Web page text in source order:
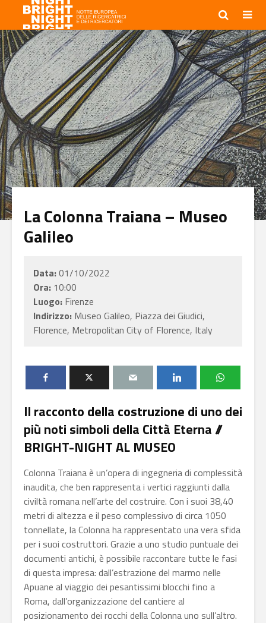
La Colonna Traiana – Museo
Galileo
Data:01/10/2022
Ora: 10:00
Luogo: Firenze
Indirizzo: Museo Galileo, Piazza dei Giudici,
Florence, Metropolitan City of Florence, Italy
Il racconto della costruzione di uno dei
più noti simboli della Città Eterna //
BRIGHT-NIGHT AL MUSEO
Colonna Traiana è un’opera di ingegneria di complessità
inaudita, che ben rappresenta i vertici raggiunti dalla
civiltà romana nell’arte del costruire. Con i suoi 38,40
metri di altezza e il peso complessivo di circa 1050
tonnellate, la Colonna ha rappresentato una vera sfida
per i suoi costruttori. Grazie a uno studio puntuale dei
documenti antichi, è possibile raccontare tutte le fasi
di questa impresa: dall’estrazione del marmo nelle
Apuane al viaggio dei pesantissimi blocchi fino a
Roma, dall’organizzazione del cantiere al
posizionamento dei rocchi della Colonna uno sull’altro.